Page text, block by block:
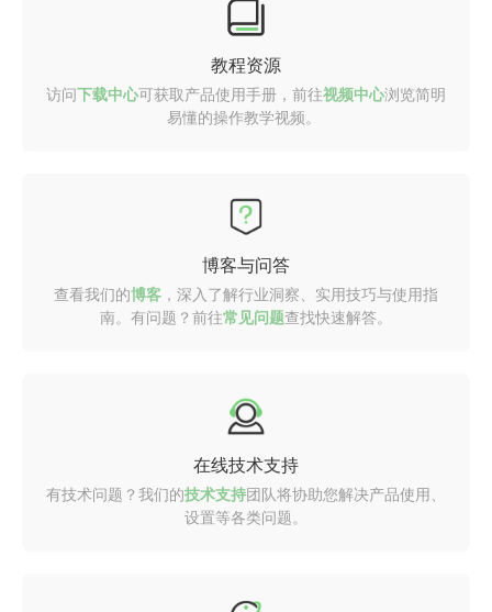
教程资源
访问下载中心可获取产品使用手册，前往视频中心浏览简明
易懂的操作教学视频。
博客与问答
查看我们的博客 ，深入了解行业洞察、实用技巧与使用指
南。有问题？前往常见问题查找快速解答。
在线技术支持
有技术问题？我们的技术支持团队将协助您解决产品使用、
设置等各类问题。